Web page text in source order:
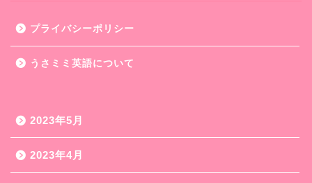
プライバシーポリシー
うさミミ英語について
2023年5月
2023年4月